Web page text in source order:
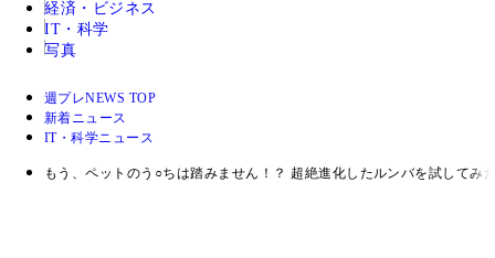
経済・ビジネス
IT・科学
写真
週プレNEWS TOP
新着ニュース
IT・科学ニュース
もう、ペットのう○ちは踏みません！？ 超絶進化したルンバを試してみ